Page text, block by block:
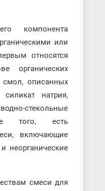
компонента
или
относятся
органических
смол, описанных
натрия,
стекольные
того, есть
включающие
неорганические
смеси для